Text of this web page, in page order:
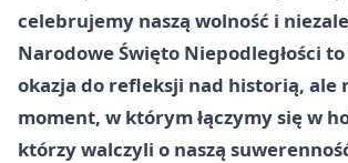
celebrujemy naszą wolność i
Narodowe Święto Niepodległości
okazja do refleksji nad historią, ale
moment, w którym łączymy się w
którzy walczyli o naszą